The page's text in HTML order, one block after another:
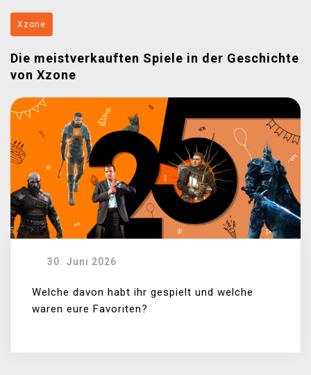
Xzone
Die meistverkauften Spiele in der Geschichte
von Xzone
30. Juni 2026
Welche davon habt ihr gespielt und welche
waren eure Favoriten?